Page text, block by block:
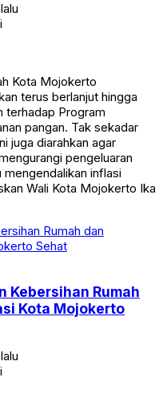
Kota Mojokerto
terus berlanjut hingga
terhadap Program
pangan. Tak sekadar
juga diarahkan agar
pengeluaran
inflasi
Wali Kota Mojokerto Ika
Kebersihan Rumah
Kota Mojokerto